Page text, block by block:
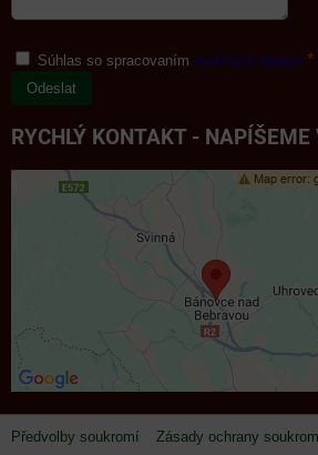
Súhlas so spracovaním osobných údajov *
Odeslat
RYCHLÝ KONTAKT -
Předvolby soukromí Zásady ochrany